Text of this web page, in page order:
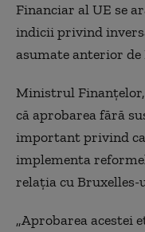
Financiar al UE se
indicii privind
asumate anterior de
Ministrul
că aprobarea fără
important privind
implementa
relația cu Bruxelles-
„Aprobarea acestei